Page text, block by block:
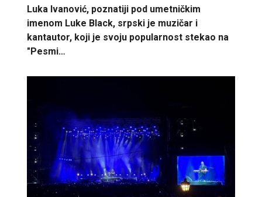
Luka Ivanović, poznatiji pod umetničkim
imenom Luke Black, srpski je muzičar i
kantautor, koji je svoju popularnost stekao na
"Pesmi…